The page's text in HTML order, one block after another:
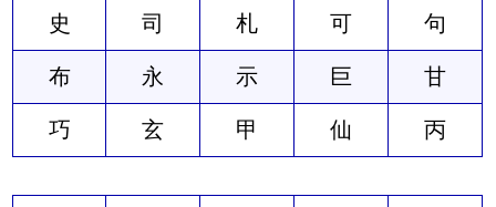
史 司 札 可 句
布 永 示 巨 甘
巧 玄 甲 仙 丙